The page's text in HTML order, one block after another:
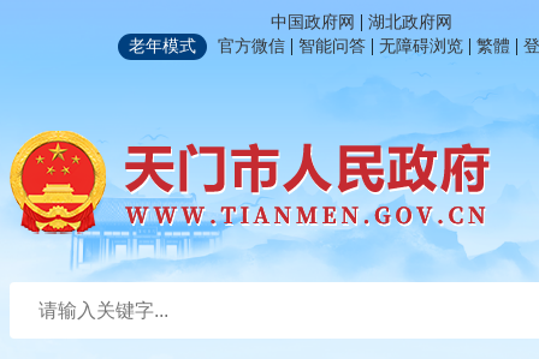
中国政府网 | 湖北政府网
老年模式
官方微信 | 智能问答 | 无障碍浏览 | 繁體 |